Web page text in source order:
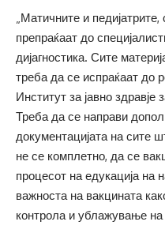
„Матичните и
препраќаат до
дијагностика. Сите
треба да се испраќаат до
Институт за јавно здравје
Треба да се направи
документацијата на сите
не се комплетно, да се
процесот на едукација на
важноста на вакцината
контрола и ублажување